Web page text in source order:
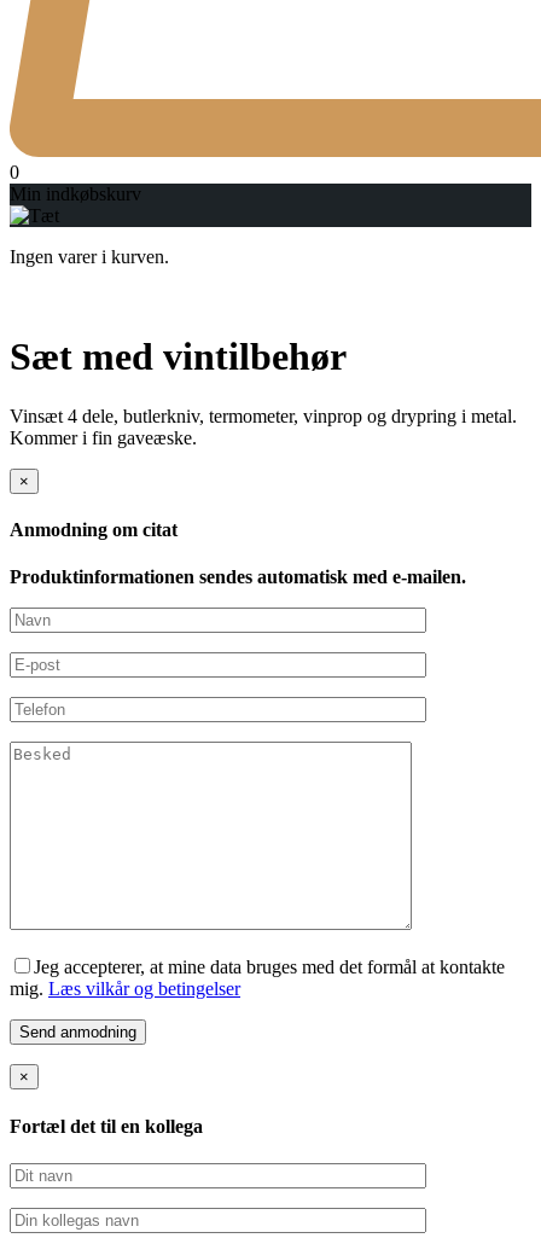
0
Min indkøbskurv
Ingen varer i kurven.
Sæt med vintilbehør
Vinsæt 4 dele, butlerkniv, termometer, vinprop og drypring i metal.
Kommer i fin gaveæske.
×
Anmodning om citat
Produktinformationen sendes automatisk med e-mailen.
Jeg accepterer, at mine data bruges med det formål at kontakte
mig. Læs vilkår og betingelser
×
Fortæl det til en kollega